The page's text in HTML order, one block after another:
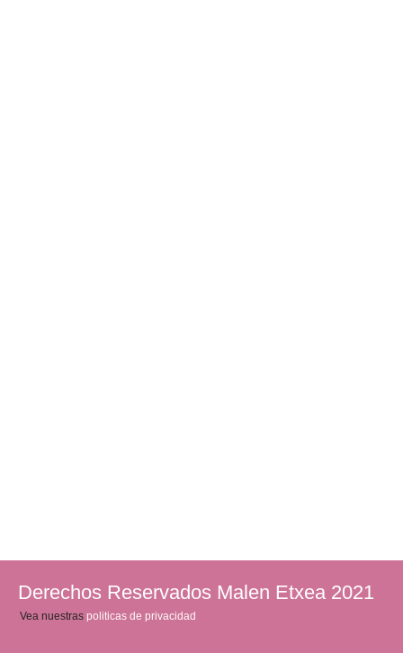
Derechos Reservados Malen Etxea 2021
Vea nuestras politicas de privacidad